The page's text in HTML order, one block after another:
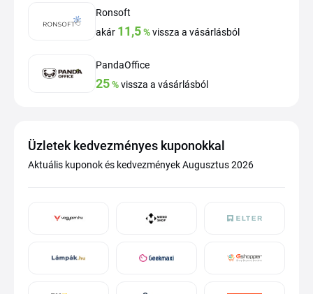
Ronsoft
akár 11,5%vissza a vásárlásból
PandaOffice
25%vissza a vásárlásból
Üzletek kedvezményes kuponokkal
Aktuális kuponok és kedvezmények Augusztus 2026